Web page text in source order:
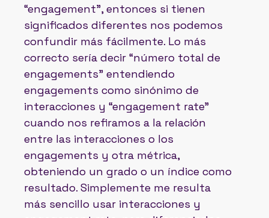
“engagement”, entonces si tienen
significados diferentes nos podemos
confundir más fácilmente. Lo más
correcto sería decir “número total de
engagements” entendiendo
engagements como sinónimo de
interacciones y “engagement rate”
cuando nos refiramos a la relación
entre las interacciones o los
engagements y otra métrica,
obteniendo un grado o un índice como
resultado. Simplemente me resulta
más sencillo usar interacciones y